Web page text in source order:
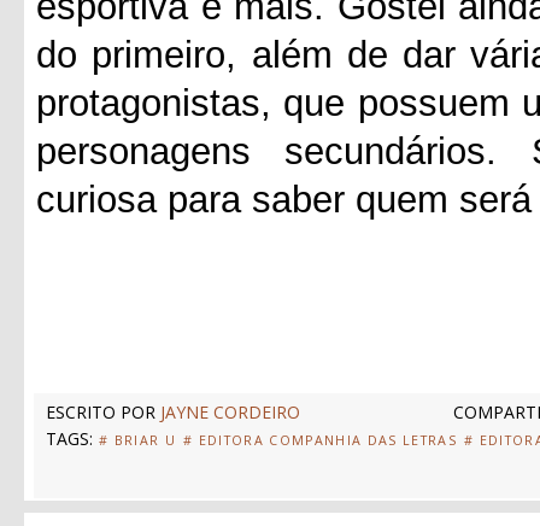
do primeiro, além de dar
protagonistas, que possuem
personagens secundários.
curiosa para saber quem
ESCRITO POR JAYNE CORDEIRO
TAGS: # BRIAR U # EDITORA COMPANHIA DAS LETRAS #